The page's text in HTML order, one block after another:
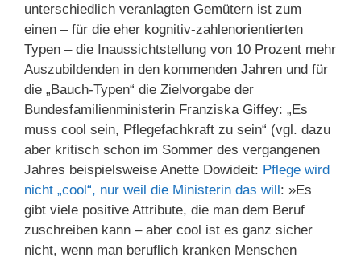
unterschiedlich veranlagten Gemütern ist zum
einen – für die eher kognitiv-zahlenorientierten
Typen – die Inaussichtstellung von 10 Prozent mehr
Auszubildenden in den kommenden Jahren und für
die „Bauch-Typen“ die Zielvorgabe der
Bundesfamilienministerin Franziska Giffey: „Es
muss cool sein, Pflegefachkraft zu sein“ (vgl. dazu
aber kritisch schon im Sommer des vergangenen
Jahres beispielsweise Anette Dowideit: Pflege wird
nicht „cool“, nur weil die Ministerin das will: »Es
gibt viele positive Attribute, die man dem Beruf
zuschreiben kann – aber cool ist es ganz sicher
nicht, wenn man beruflich kranken Menschen